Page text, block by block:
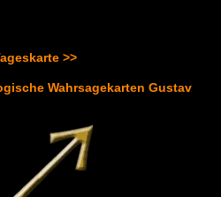
>>
Wahrsagekarten Gustav